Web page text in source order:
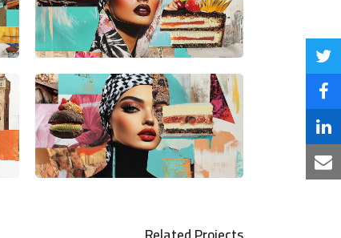
Share
on
Twitter
Share
on
Facebook
Share
on
Share